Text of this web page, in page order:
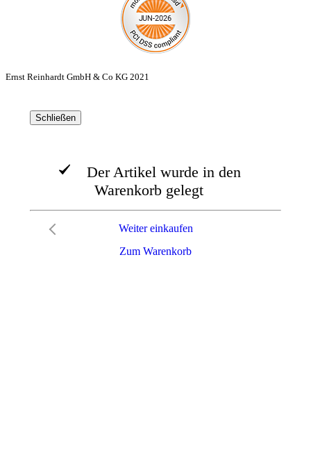
Ernst Reinhardt GmbH & Co KG 2021
Schließen
Der Artikel wurde in den
Warenkorb gelegt
Zum Warenkorb
Weiter einkaufen